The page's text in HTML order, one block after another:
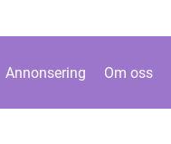
Annonsering Om oss